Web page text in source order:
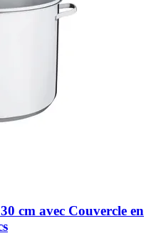
cm avec Couvercle en